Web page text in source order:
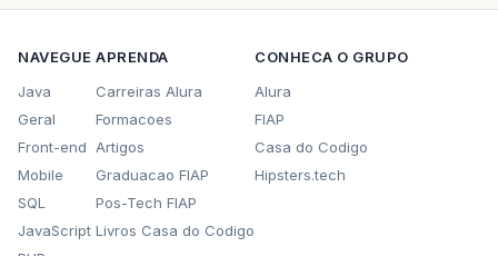
NAVEGUE
Java
Geral
Front-end
Mobile
SQL
JavaScript
APRENDA
Carreiras Alura
Formacoes
Artigos
Graduacao FIAP
Pos-Tech FIAP
Livros Casa do Codigo
CONHECA O GRUPO
Alura
FIAP
Casa do Codigo
Hipsters.tech